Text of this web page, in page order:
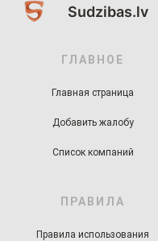
Sudzibas.lv
ГЛАВНОЕ
Главная страница
Добавить жалобу
Список компаний
ПРАВИЛА
Правила использования